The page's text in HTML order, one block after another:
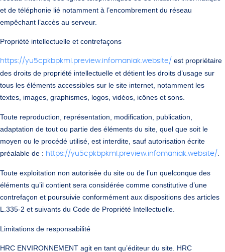
et de téléphonie lié notamment à l’encombrement du réseau
empêchant l’accès au serveur.
Propriété intellectuelle et contrefaçons
https://yu5cpkbpkml.preview.infomaniak.website/ est propriétaire
des droits de propriété intellectuelle et détient les droits d’usage sur
tous les éléments accessibles sur le site internet, notamment les
textes, images, graphismes, logos, vidéos, icônes et sons.
Toute reproduction, représentation, modification, publication,
adaptation de tout ou partie des éléments du site, quel que soit le
moyen ou le procédé utilisé, est interdite, sauf autorisation écrite
préalable de : https://yu5cpkbpkml.preview.infomaniak.website/
Toute exploitation non autorisée du site ou de l’un quelconque des
éléments qu’il contient sera considérée comme constitutive d’une
contrefaçon et poursuivie conformément aux dispositions des articles
L.335-2 et suivants du Code de Propriété Intellectuelle.
Limitations de responsabilité
HRC ENVIRONNEMENT agit en tant qu’éditeur du site. HRC